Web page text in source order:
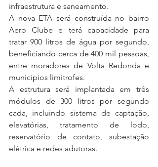
infraestrutura e saneamento.
A nova ETA será construída no bairro
Aero Clube e terá capacidade para
tratar 900 litros de água por segundo,
beneficiando cerca de 400 mil pessoas,
entre moradores de Volta Redonda e
municípios limítrofes.
A estrutura será implantada em três
módulos de 300 litros por segundo
cada, incluindo sistema de captação,
elevatórias, tratamento de lodo,
reservatório de contato, subestação
elétrica e redes adutoras.